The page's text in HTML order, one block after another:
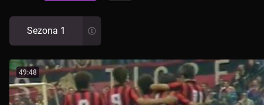
Sezona 1
49:48